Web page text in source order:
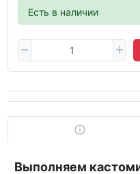
Есть в наличии
Выполняем